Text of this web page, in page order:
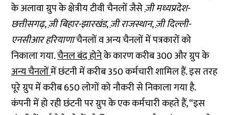
के अलावा ग्रुप के क्षेत्रीय टीवी चैनलों जैसेज़ी मध्यप्रदेश-
छत्तीसगढ़,ज़ी बिहार-झारखंड,ज़ी राजस्थान,ज़ी दिल्ली-
एनसीआर हरियाणाचैनलों व अन्य चैनलों में पत्रकारों को
निकाला गया.चैनल बंद होनेके कारण करीब 300 और ग्रुप के
अन्य चैनलोंमें छंटनी में करीब 350 कर्मचारी शामिल हैं. इस तरह
पूरे ग्रुप में करीब 650 लोगों को नौकरी से निकाला गया है.
कंपनी में हो रही छंटनी पर ग्रुप के एक कर्मचारी कहते हैं, “इस